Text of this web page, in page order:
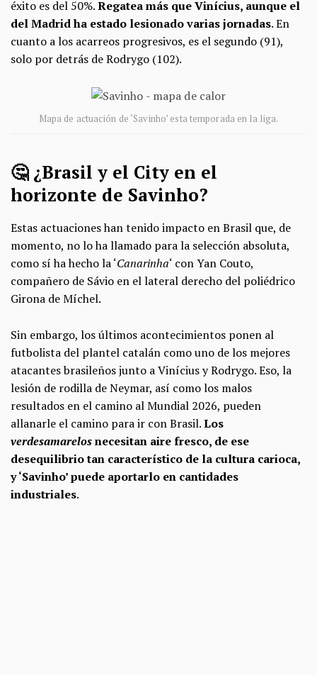
éxito es del 50%.Regatea más que Vinícius, aunque el
del Madrid ha estado lesionado varias jornadas. En
cuanto a los acarreos progresivos, es el segundo (91),
solo por detrás de Rodrygo (102).
Mapa de actuación de ‘Savinho’ esta temporada en la liga.
🤔 ¿Brasil y el City en el
horizonte de Savinho?
Estas actuaciones han tenido impacto en Brasil que, de
momento, no lo ha llamado para la selección absoluta,
como sí ha hecho la ‘Canarinha‘ con Yan Couto,
compañero de Sávio en el lateral derecho del poliédrico
Girona de Míchel.
Sin embargo, los últimos acontecimientos ponen al
futbolista del plantel catalán como uno de los mejores
atacantes brasileños junto a Vinícius y Rodrygo. Eso, la
lesión de rodilla de Neymar, así como los malos
resultados en el camino al Mundial 2026, pueden
allanarle el camino para ir con Brasil.Los
verdesamarelosnecesitan aire fresco, de ese
desequilibrio tan característico de la cultura carioca,
y ‘Savinho’ puede aportarlo en cantidades
industriales.